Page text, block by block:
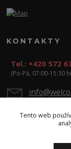
KONTAKTY
Tel.: +420 572
(Po-Pá, 07:00-15:30
Tento web